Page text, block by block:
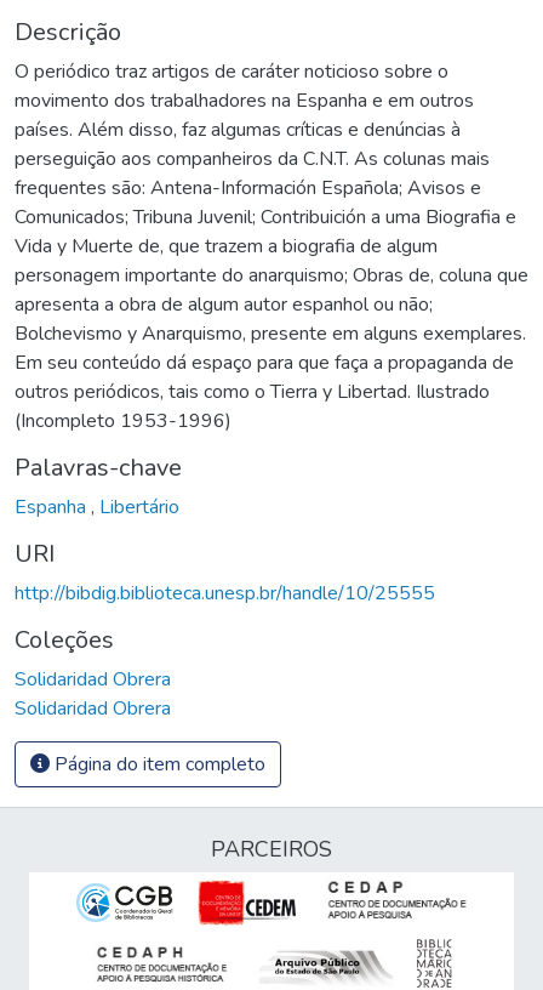
Descrição
O periódico traz artigos de caráter noticioso sobre o
movimento dos trabalhadores na Espanha e em outros
países. Além disso, faz algumas críticas e denúncias à
perseguição aos companheiros da C.N.T. As colunas mais
frequentes são: Antena-Información Española; Avisos e
Comunicados; Tribuna Juvenil; Contribuición a uma Biografia e
Vida y Muerte de, que trazem a biografia de algum
personagem importante do anarquismo; Obras de, coluna que
apresenta a obra de algum autor espanhol ou não;
Bolchevismo y Anarquismo, presente em alguns exemplares.
Em seu conteúdo dá espaço para que faça a propaganda de
outros periódicos, tais como o Tierra y Libertad. Ilustrado
(Incompleto 1953-1996)
Palavras-chave
Espanha , Libertário
URI
http://bibdig.biblioteca.unesp.br/handle/10/25555
Coleções
Solidaridad Obrera
Solidaridad Obrera
Página do item completo
PARCEIROS